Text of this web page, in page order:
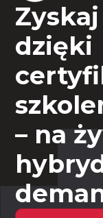
dzięki
– na